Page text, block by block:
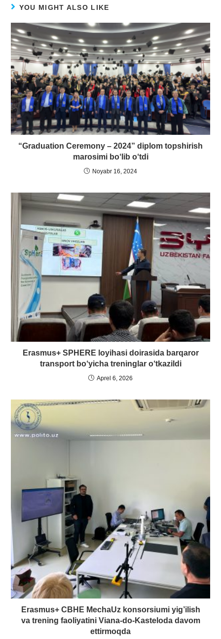
YOU MIGHT ALSO LIKE
“Graduation Ceremony – 2024” diplom topshirish
marosimi bo‘lib o‘tdi
Noyabr 16, 2024
Erasmus+ SPHERE loyihasi doirasida barqaror
transport bo‘yicha treninglar o‘tkazildi
Aprel 6, 2026
Erasmus+ CBHE MechaUz konsorsiumi yig’ilish
va trening faoliyatini Viana-do-Kasteloda davom
ettirmoqda